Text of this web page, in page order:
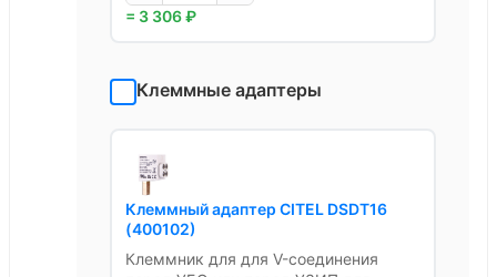
= 3 306 ₽
Клеммные адаптеры
Клеммный адаптер CITEL DSDT16
(400102)
Клеммник для для V-соединения